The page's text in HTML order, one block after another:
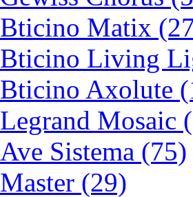
Bticino Matix
Bticino Living
Bticino Axolute
Legrand Mosaic
Ave Sistema (75)
Master (29)